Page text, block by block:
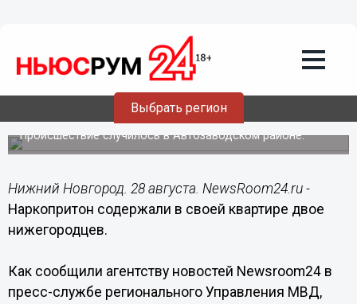
Выбрать регион
28.08.201708:49
Наркопритон содержали в своей
квартире двое нижегородцев
Происшествие случилось в Автозаводском районе.
Нижний Новгород. 28 августа. NewsRoom24.ru -
Наркопритон содержали в своей квартире двое
нижегородцев.
Как сообщили агентству новостей Newsroom24 в
пресс-службе регионального Управления МВД,